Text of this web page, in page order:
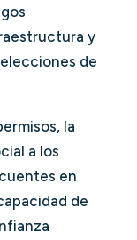
y
de
la
a los
en
de